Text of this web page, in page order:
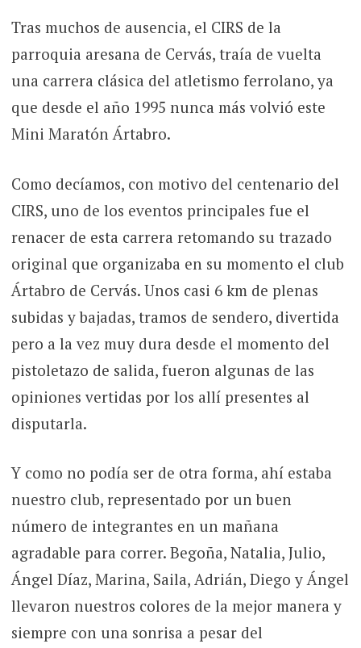
Tras muchos de ausencia, el CIRS de la
parroquia aresana de Cervás, traía de vuelta
una carrera clásica del atletismo ferrolano, ya
que desde el año 1995 nunca más volvió este
Mini Maratón Ártabro.
Como decíamos, con motivo del centenario del
CIRS, uno de los eventos principales fue el
renacer de esta carrera retomando su trazado
original que organizaba en su momento el club
Ártabro de Cervás. Unos casi 6 km de plenas
subidas y bajadas, tramos de sendero, divertida
pero a la vez muy dura desde el momento del
pistoletazo de salida, fueron algunas de las
opiniones vertidas por los allí presentes al
disputarla.
Y como no podía ser de otra forma, ahí estaba
nuestro club, representado por un buen
número de integrantes en un mañana
agradable para correr. Begoña, Natalia, Julio,
Ángel Díaz, Marina, Saila, Adrián, Diego y Ángel
llevaron nuestros colores de la mejor manera y
siempre con una sonrisa a pesar del